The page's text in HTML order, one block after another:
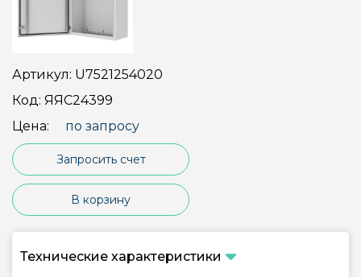
Артикул: U7521254020
Код: ЯЯС24399
Цена:
по запросу
Запросить счет
В корзину
Технические характеристики